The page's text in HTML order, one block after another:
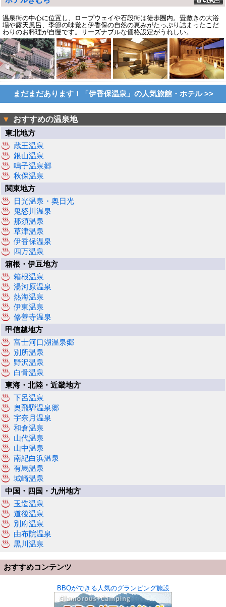
温泉街の中心に位置し、ロープウェイや石段街は徒歩圏内。畳敷きの大浴
場や露天風呂、季節の味覚と伊香保の自然の恵みがたっぷり詰まったこだ
わりのお料理が自慢です。リーズナブルな価格設定がうれしい。
まだまだあります！「伊香保温泉」の人気旅館・ホテル >>
▼ おすすめの温泉地
東北地方
蔵王温泉
銀山温泉
鳴子温泉郷
秋保温泉
関東地方
日光温泉・奥日光
鬼怒川温泉
那須温泉
草津温泉
伊香保温泉
四万温泉
箱根・伊豆地方
箱根温泉
湯河原温泉
熱海温泉
伊東温泉
修善寺温泉
甲信越地方
富士河口湖温泉郷
別所温泉
野沢温泉
白骨温泉
東海・北陸・近畿地方
下呂温泉
奥飛騨温泉郷
宇奈月温泉
和倉温泉
山代温泉
山中温泉
南紀白浜温泉
有馬温泉
城崎温泉
中国・四国・九州地方
玉造温泉
道後温泉
別府温泉
由布院温泉
黒川温泉
おすすめコンテンツ
BBQができる人気のグランピング施設